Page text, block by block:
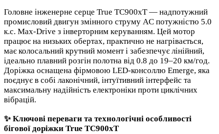
Головне інженерне серце True TC900xT — надпотужний
промисловий двигун змінного струму AC потужністю 5.0
к.с. Max-Drive з інверторним керуванням. Цей мотор
працює на низьких обертах, практично не нагрівається,
має колосальний крутний момент і забезпечує лінійний,
ідеально плавний розгін полотна від 0.8 до 19–20 км/год.
Доріжка оснащена фірмовою LED-консоллю Emerge, яка
поєднує в собі лаконічний, інтуїтивний інтерфейс та
максимальну надійність електроніки проти циклічних
вібрацій.
✨ Ключові переваги та технологічні особливості
бігової доріжки True TC900xT